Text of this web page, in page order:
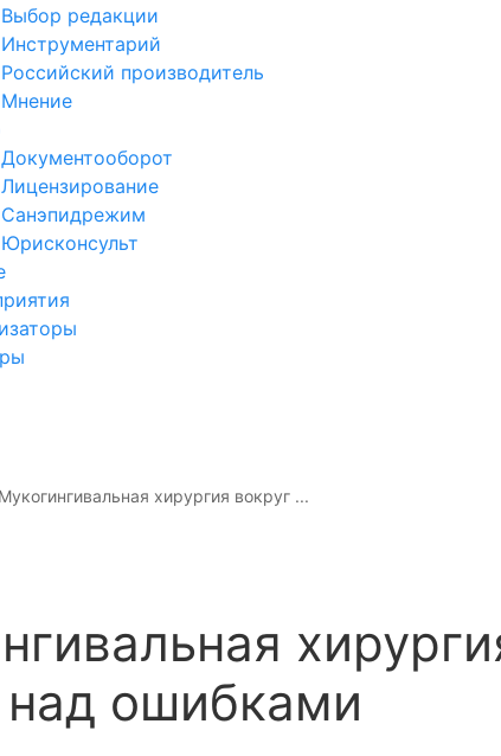
Выбор редакции
Инструментарий
Российский производитель
Мнение
Документооборот
Лицензирование
Санэпидрежим
Юрисконсульт
Мукогингивальная хирургия вокруг ...
над ошибками